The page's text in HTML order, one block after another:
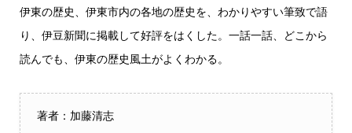
伊東の歴史、伊東市内の各地の歴史を、わかりやすい筆致で語
り、伊豆新聞に掲載して好評をはくした。一話一話、どこから
読んでも、伊東の歴史風土がよくわかる。
著者：加藤清志